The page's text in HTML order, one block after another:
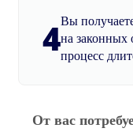
4Вы
на законных
процесс
От вас